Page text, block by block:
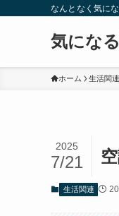
なんとなく気に
気にな
ホーム 生活関連
2025
7/21
生活関連